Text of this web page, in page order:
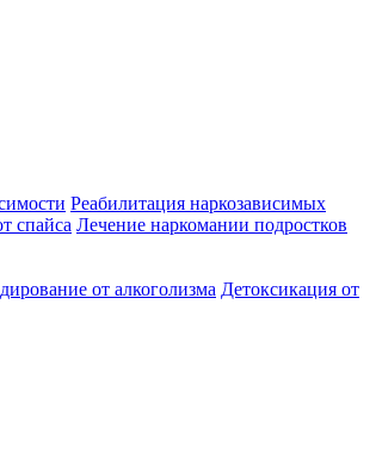
Реабилитация наркозависимых
спайса Лечение наркомании подростков
от алкоголизма Детоксикация от